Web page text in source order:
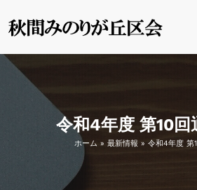
ン
令和4年度 第10回
ホーム » 最新情報 » 令和4年度 第